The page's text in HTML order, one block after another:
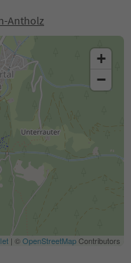
Antholz
+
−
| ©OpenStreetMapContributors